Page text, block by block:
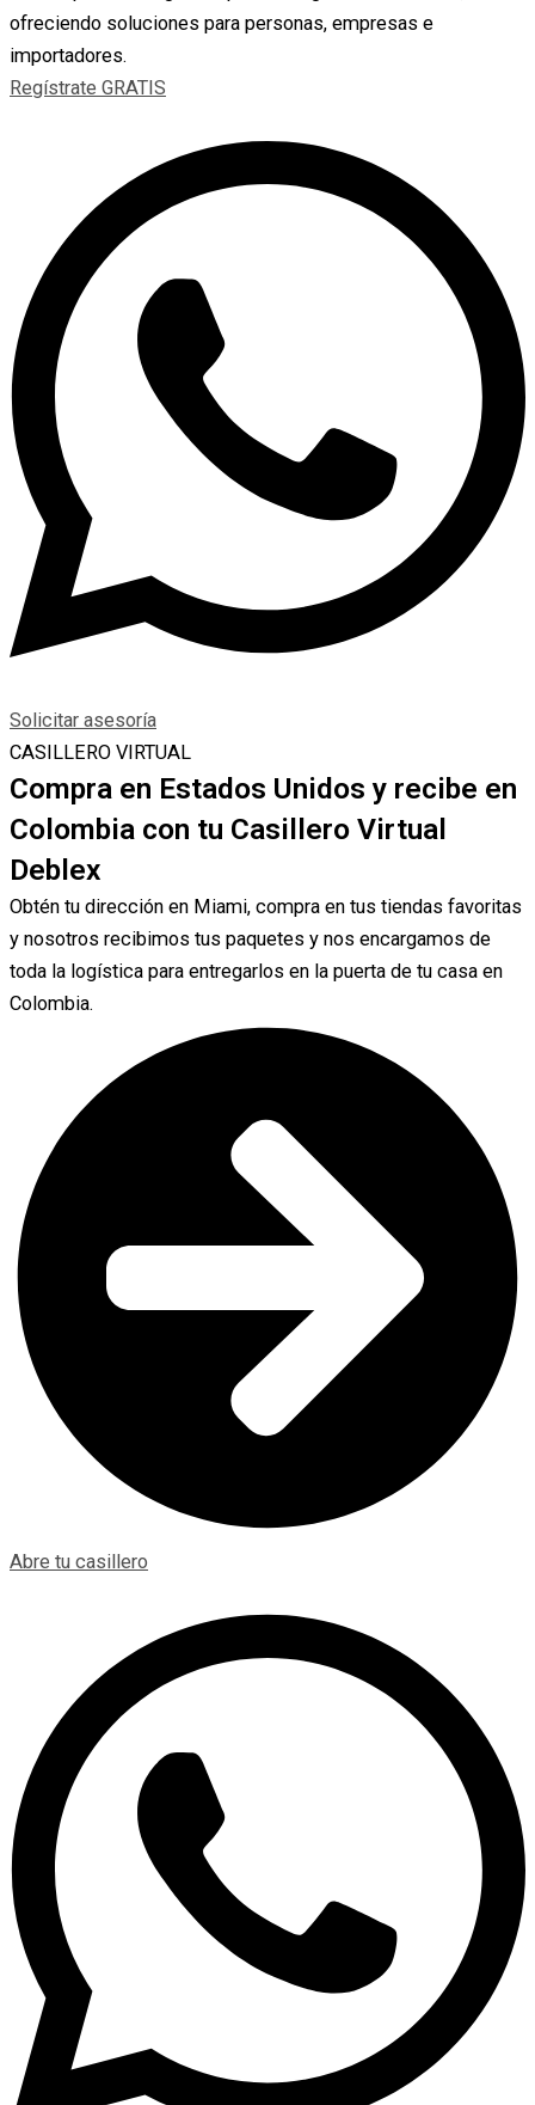
ofreciendo soluciones para personas, empresas e
importadores.
Regístrate GRATIS
Solicitar asesoría
CASILLERO VIRTUAL
Compra en Estados Unidos y recibe en
Colombia con tu Casillero Virtual
Deblex
Obtén tu dirección en Miami, compra en tus tiendas favoritas
y nosotros recibimos tus paquetes y nos encargamos de
toda la logística para entregarlos en la puerta de tu casa en
Colombia.
Abre tu casillero